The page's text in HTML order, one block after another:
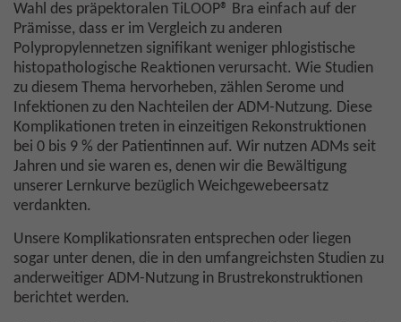
Wahl des präpektoralen TiLOOP® Bra einfach auf der
Prämisse, dass er im Vergleich zu anderen
Polypropylennetzen signifikant weniger phlogistische
histopathologische Reaktionen verursacht. Wie Studien
zu diesem Thema hervorheben, zählen Serome und
Infektionen zu den Nachteilen der ADM-Nutzung. Diese
Komplikationen treten in einzeitigen Rekonstruktionen
bei 0 bis 9 % der Patientinnen auf. Wir nutzen ADMs seit
Jahren und sie waren es, denen wir die Bewältigung
unserer Lernkurve bezüglich Weichgewebeersatz
verdankten.
Unsere Komplikationsraten entsprechen oder liegen
sogar unter denen, die in den umfangreichsten Studien zu
anderweitiger ADM-Nutzung in Brustrekonstruktionen
berichtet werden.